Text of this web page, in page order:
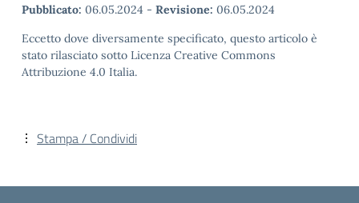
Pubblicato: 06.05.2024 - Revisione: 06.05.2024
Eccetto dove diversamente specificato, questo articolo è
stato rilasciato sotto Licenza Creative Commons
Attribuzione 4.0 Italia.
Stampa / Condividi